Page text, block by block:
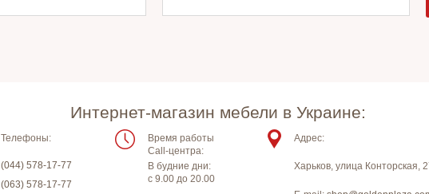
Интернет-магазин мебели в Украине:
Телефоны:
(044) 578-17-77
(063) 578-17-77
Время работы
Call-центра:
В будние дни:
с 9.00 до 20.00
Адрес:
Харьков,улица Конторская,